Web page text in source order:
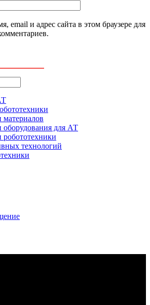
email и адрес сайта в этом браузере для
материалов
оборудования для АТ
технологий